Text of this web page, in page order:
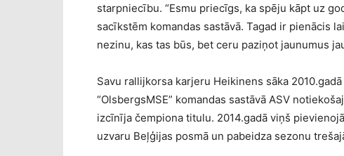
starpniecību. “Esmu priecīgs, ka spēju kāpt uz
sacīkstēm komandas sastāvā. Tagad ir pienācis
nezinu, kas tas būs, bet ceru paziņot jaunumus
Savu rallijkorsa karjeru Heikinens sāka
“OlsbergsMSE” komandas sastāvā ASV
izcīnīja čempiona titulu. 2014.gadā viņš
uzvaru Beļģijas posmā un pabeidza sezonu